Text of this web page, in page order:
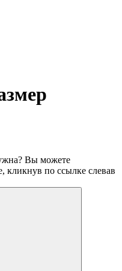
Вы можете
кликнув по ссылке слевав